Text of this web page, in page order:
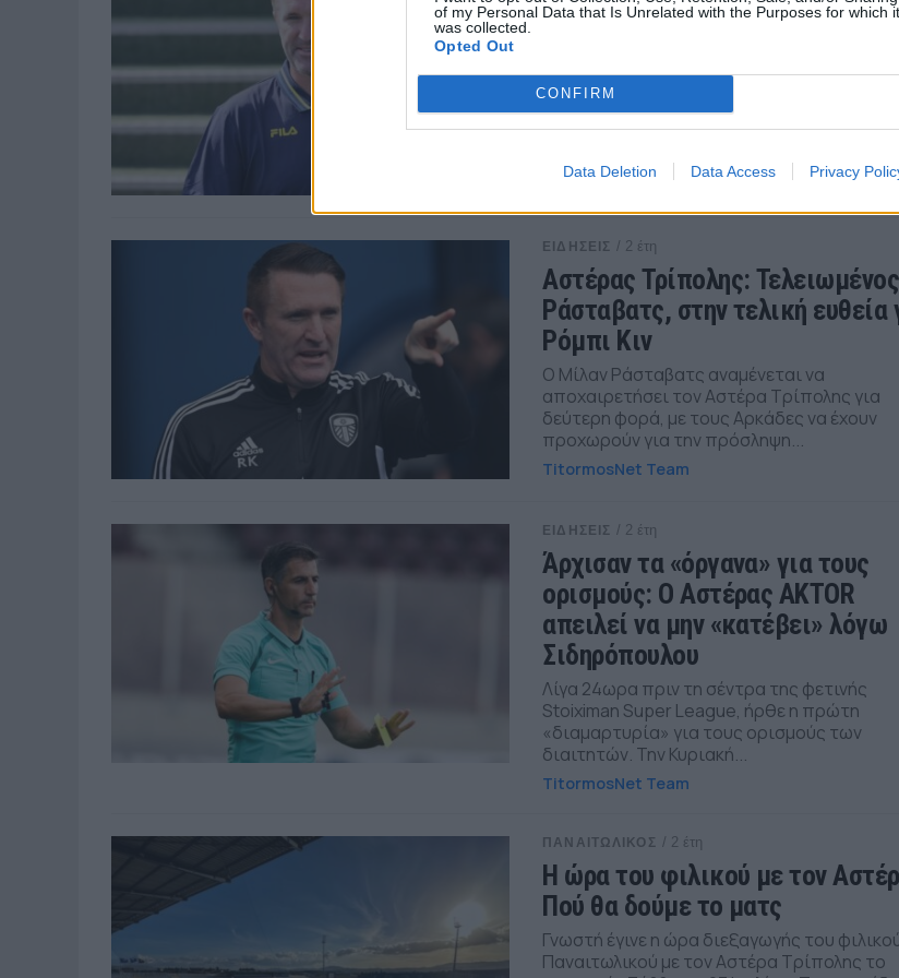
of my Personal Data that Is Unrelated with the Purposes for which it
was collected.
Opted Out
CONFIRM
Data Deletion Data Access Privacy
απαιτήσεις του Ρόμπι Κιν, όμως ο
TitormosNet Team
ΕΙΔΗΣΕΙΣ / 2 έτη
Αστέρας Τρίπολης:
Ράσταβατς, στην τελική ευθεία
Ρόμπι Κιν
Ο Μίλαν Ράσταβατς αναμένεται να
αποχαιρετήσει τον Αστέρα Τρίπολης για
δεύτερη φορά, με τους Αρκάδες να έχουν
προχωρούν για την πρόσληψη...
TitormosNet Team
ΕΙΔΗΣΕΙΣ / 2 έτη
Άρχισαν τα «όργανα» για τους
ορισμούς: Ο Αστέρας AKTOR
απειλεί να μην «κατέβει» λόγω
Σιδηρόπουλου
Λίγα 24ωρα πριν τη σέντρα της φετινής
Stoiximan Super League, ήρθε η πρώτη
«διαμαρτυρία» για τους ορισμούς των
διαιτητών. Την Κυριακή...
TitormosNet Team
ΠΑΝΑΙΤΩΛΙΚΟΣ / 2 έτη
Η ώρα του φιλικού με τον
Πού θα δούμε το ματς
Γνωστή έγινε η ώρα διεξαγωγής του
Παναιτωλικού με τον Αστέρα Τρίπολης το